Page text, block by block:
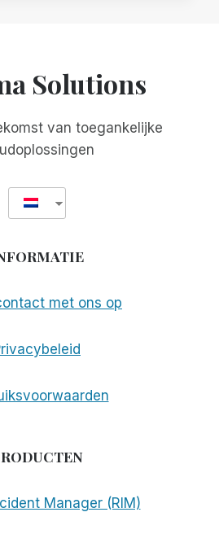
Solutions
van toegankelijke
met ons op
Manager (RIM)